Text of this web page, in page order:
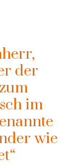
der
im
wie